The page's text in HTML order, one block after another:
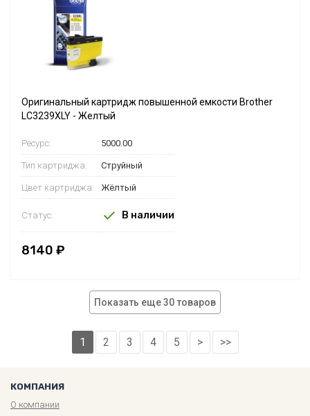
Оригинальный картридж повышенной емкости Brother
LC3239XLY - Желтый
Ресурс: 5000.00
Тип картриджа: Струйный
Цвет картриджа: Жёлтый
Статус: В наличии
8140 ₽
Показать еще 30 товаров
1 2 3 4 5 > >>
КОМПАНИЯ
О компании